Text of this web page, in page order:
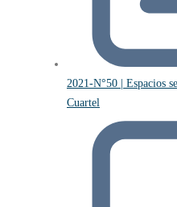
2021-N°50 | Espacios
Cuartel